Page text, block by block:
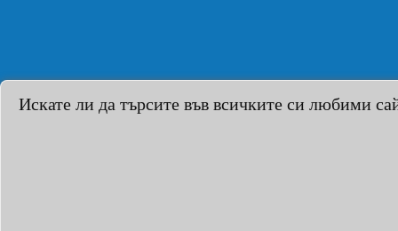
Искате ли да търсите във всичките си любими